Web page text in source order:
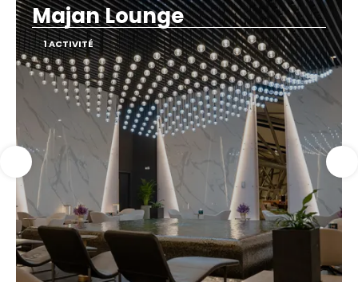
Majan Lounge
1 ACTIVITÉ